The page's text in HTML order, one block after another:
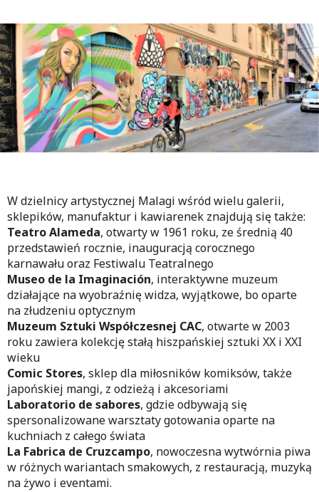
W dzielnicy artystycznej Malagi wśród wielu galerii,
sklepików, manufaktur i kawiarenek znajdują się także:
Teatro Alameda, otwarty w 1961 roku, ze średnią 40
przedstawień rocznie, inauguracją corocznego
karnawału oraz Festiwalu Teatralnego
Museo de la Imaginación, interaktywne muzeum
działające na wyobraźnię widza, wyjątkowe, bo oparte
na złudzeniu optycznym
Muzeum Sztuki Współczesnej CAC, otwarte w 2003
roku zawiera kolekcję stałą hiszpańskiej sztuki XX i XXI
wieku
Comic Stores, sklep dla miłosników komiksów, także
japońskiej mangi, z odzieżą i akcesoriami
Laboratorio de sabores, gdzie odbywają się
spersonalizowane warsztaty gotowania oparte na
kuchniach z całego świata
La Fabrica de Cruzcampo, nowoczesna wytwórnia piwa
w różnych wariantach smakowych, z restauracją, muzyką
na żywo i eventami.